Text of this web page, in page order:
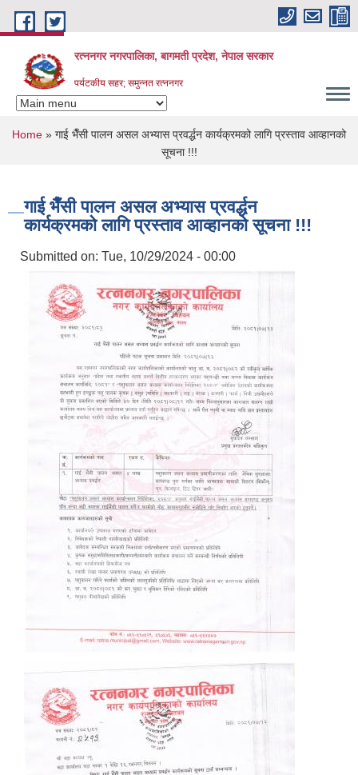
Skip to main content
रत्ननगर नगरपालिका, बागमती प्रदेश, नेपाल सरकार
पर्यटकीय सहर; समुन्नत रत्ननगर
You are here
Home » गाई भैँसी पालन असल अभ्यास प्रवर्द्धन कार्यक्रमको लागि प्रस्ताव आव्हानको
सूचना !!!
गाई भैँसी पालन असल अभ्यास प्रवर्द्धन
कार्यक्रमको लागि प्रस्ताव आव्हानको सूचना !!!
Submitted on: Tue, 10/29/2024 - 00:00